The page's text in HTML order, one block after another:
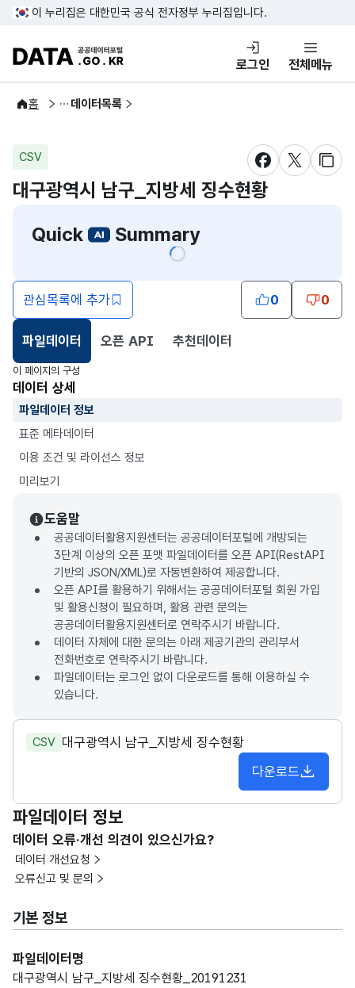
콘텐츠 바로가기
푸터 바로가기
이 누리집은 대한민국 공식 전자정부 누리집입니다.
DATA.GO.KR 공공데이터포털
로그인 전체메뉴
홈
공공데이터 데이터목록
CSV
새창 열림새창 열림
새창
대구광역시 남구_지방세 징수현황
Quick
Summary
관심목록에 추가 0 0
파일데이터
선택됨
오픈 API 추천데이터
이 페이지의 구성
데이터 상세
파일데이터 정보
표준 메타데이터
이용 조건 및 라이선스 정보
미리보기
도움말
공공데이터활용지원센터는 공공데이터포털에 개방되는
3단계 이상의 오픈 포맷 파일데이터를 오픈 API(RestAPI
기반의 JSON/XML)로 자동변환하여 제공합니다.
오픈 API를 활용하기 위해서는 공공데이터포털 회원 가입
및 활용신청이 필요하며, 활용 관련 문의는
공공데이터활용지원센터로 연락주시기 바랍니다.
데이터 자체에 대한 문의는 아래 제공기관의 관리부서
전화번호로 연락주시기 바랍니다.
파일데이터는 로그인 없이 다운로드를 통해 이용하실 수
있습니다.
CSV 대구광역시 남구_지방세 징수현황
다운로드
파일데이터 정보
데이터 오류·개선 의견이 있으신가요?
데이터 개선요청
오류신고 및 문의
기본 정보
파일데이터명
대구광역시 남구_지방세 징수현황_20191231